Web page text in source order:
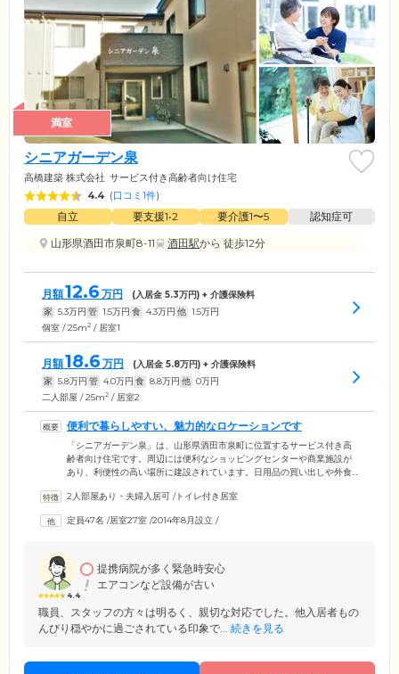
満室
シニアガーデン泉
高橋建築 株式会社 サービス付き高齢者向け住宅
4.4 (口コミ1件)
自立 要支援1•2 要介護1〜5
認知症可
山形県酒田市泉町8-11
酒田駅から 徒歩12分
月額12.6 万円 (入居金 5.3万円) + 介護保険料
家 5.3万円 管 1.5万円 食 4.3万円 他 1.5万円
個室 / 25m2 / 居室1
月額18.6 万円 (入居金 5.8万円) + 介護保険料
家 5.8万円 管 4.0万円 食 8.8万円 他 0万円
二人部屋 / 25m2 / 居室2
便利で暮らしやすい、魅力的なロケーションです
「シニアガーデン泉」は、山形県酒田市泉町に位置するサービス付き高
齢者向け住宅です。周辺には便利なショッピングセンターや商業施設が
あり、利便性の高い場所に建設されています。日用品の買い出しや外食
に内科や皮膚科などの医療機関があり,健康面での安心も確保されていま
ぜひお気軽にお問い合わせください。
2人部屋あり・夫婦入居可 /トイレ付き居室
定員47名 /居室27室 /2014年8月設立 /
4.4
提携病院が多く緊急時安心
エアコンなど設備が古い
職員、スタッフの方々は明るく、親切な対応でした。他入居者もの
んびり穏やかに過ごされている印象で... 続きを見る